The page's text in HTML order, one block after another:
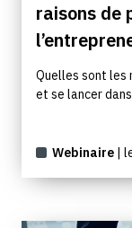
raisons de
Quelles sont les
et se lancer
Webinaire |